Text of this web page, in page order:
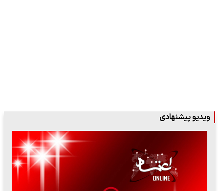
ویدیو پیشنهادی